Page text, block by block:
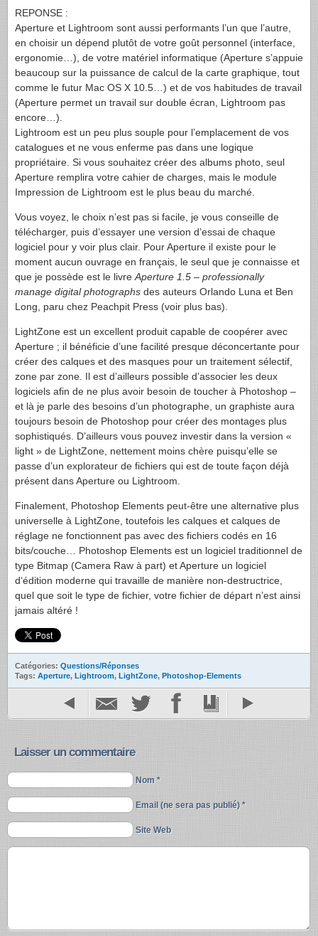
REPONSE :
Aperture et Lightroom sont aussi performants l’un que l’autre,
en choisir un dépend plutôt de votre goût personnel (interface,
ergonomie…), de votre matériel informatique (Aperture s’appuie
beaucoup sur la puissance de calcul de la carte graphique, tout
comme le futur Mac OS X 10.5…) et de vos habitudes de travail
(Aperture permet un travail sur double écran, Lightroom pas
encore…).
Lightroom est un peu plus souple pour l’emplacement de vos
catalogues et ne vous enferme pas dans une logique
propriétaire. Si vous souhaitez créer des albums photo, seul
Aperture remplira votre cahier de charges, mais le module
Impression de Lightroom est le plus beau du marché.
Vous voyez, le choix n’est pas si facile, je vous conseille de
télécharger, puis d’essayer une version d’essai de chaque
logiciel pour y voir plus clair. Pour Aperture il existe pour le
moment aucun ouvrage en français, le seul que je connaisse et
que je possède est le livre Aperture 1.5 – professionally
manage digital photographs des auteurs Orlando Luna et Ben
Long, paru chez Peachpit Press (voir plus bas).
LightZone est un excellent produit capable de coopérer avec
Aperture ; il bénéficie d’une facilité presque déconcertante pour
créer des calques et des masques pour un traitement sélectif,
zone par zone. Il est d’ailleurs possible d’associer les deux
logiciels afin de ne plus avoir besoin de toucher à Photoshop –
et là je parle des besoins d’un photographe, un graphiste aura
toujours besoin de Photoshop pour créer des montages plus
sophistiqués. D’ailleurs vous pouvez investir dans la version «
light » de LightZone, nettement moins chère puisqu’elle se
passe d’un explorateur de fichiers qui est de toute façon déjà
présent dans Aperture ou Lightroom.
Finalement, Photoshop Elements peut-être une alternative plus
universelle à LightZone, toutefois les calques et calques de
réglage ne fonctionnent pas avec des fichiers codés en 16
bits/couche… Photoshop Elements est un logiciel traditionnel de
type Bitmap (Camera Raw à part) et Aperture un logiciel
d‘édition moderne qui travaille de manière non-destructrice,
quel que soit le type de fichier, votre fichier de départ n’est ainsi
jamais altéré !
Catégories: Questions/Réponses
Tags: Aperture, Lightroom, LightZone, Photoshop-Elements
Laisser un commentaire
Nom *
Email (ne sera pas publié) *
Site Web